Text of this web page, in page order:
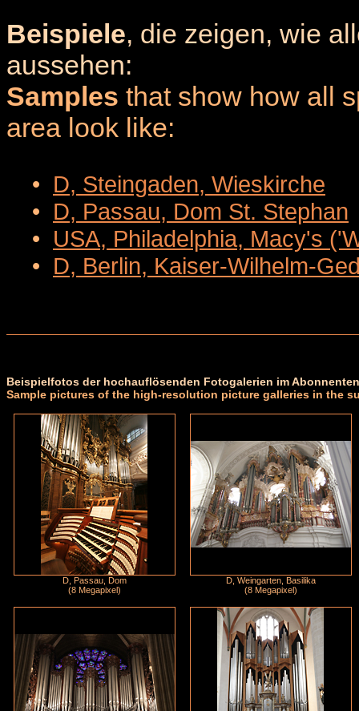
Beispiele, die zeigen, wie
aussehen:
Samples that show how all
area look like:
• D, Steingaden, Wieskirche
• D, Passau, Dom St. Stephan
• USA, Philadelphia, Macy's
• D, Berlin, Kaiser-Wilhelm-
Beispielfotos der hochauflösenden Fotogalerien im
Sample pictures of the high-resolution picture galleries in the
D, Passau, Dom
(8 Megapixel)
D, Weingarten, Basilika
(8 Megapixel)